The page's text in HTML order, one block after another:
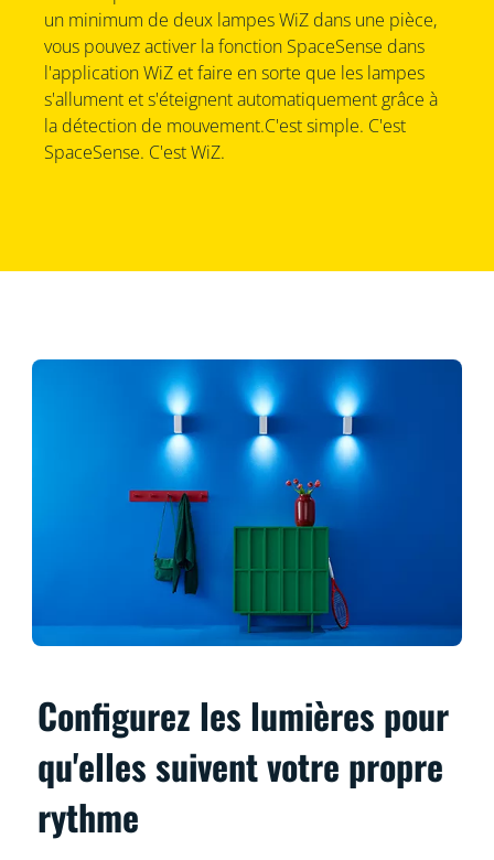
un minimum de deux lampes WiZ dans une pièce,
vous pouvez activer la fonction SpaceSense dans
l'application WiZ et faire en sorte que les lampes
s'allument et s'éteignent automatiquement grâce à
la détection de mouvement.C'est simple. C'est
SpaceSense. C'est WiZ.
Configurez les lumières pour
qu'elles suivent votre propre
rythme